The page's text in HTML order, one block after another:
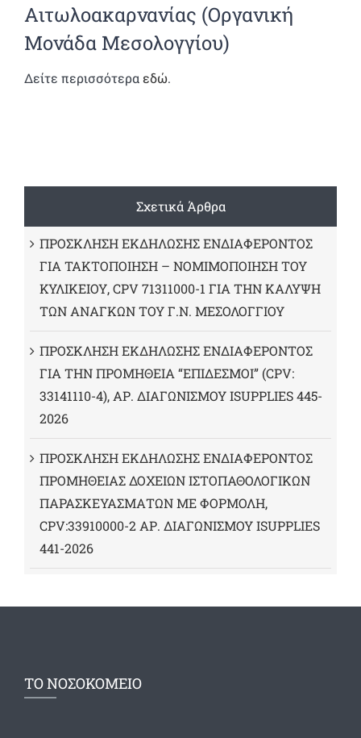
Αιτωλοακαρνανίας (Οργανική
Μονάδα Μεσολογγίου)
Δείτε περισσότεραεδώ.
Σχετικά Άρθρα
ΠΡΟΣΚΛΗΣΗ ΕΚΔΗΛΩΣΗΣ ΕΝΔΙΑΦΕΡΟΝΤΟΣ
ΓΙΑ ΤΑΚΤΟΠΟΙΗΣΗ – ΝΟΜΙΜΟΠΟΙΗΣΗ ΤΟΥ
ΚΥΛΙΚΕΙΟΥ, CPV 71311000-1 ΓΙΑ ΤΗΝ ΚΑΛΥΨΗ
ΤΩΝ ΑΝΑΓΚΩΝ ΤΟΥ Γ.Ν. ΜΕΣΟΛΟΓΓΙΟΥ
ΠΡΟΣΚΛΗΣΗ ΕΚΔΗΛΩΣΗΣ ΕΝΔΙΑΦΕΡΟΝΤΟΣ
ΓΙΑ ΤΗΝ ΠΡΟΜΗΘΕΙΑ “ΕΠΙΔΕΣΜΟΙ” (CPV:
33141110-4), ΑΡ. ΔΙΑΓΩΝΙΣΜΟΥ ISUPPLIES 445-
2026
ΠΡΟΣΚΛΗΣΗ ΕΚΔΗΛΩΣΗΣ ΕΝΔΙΑΦΕΡΟΝΤΟΣ
ΠΡΟΜΗΘΕΙΑΣ ΔΟΧΕΙΩΝ ΙΣΤΟΠΑΘΟΛΟΓΙΚΩΝ
ΠΑΡΑΣΚΕΥΑΣΜΑΤΩΝ ΜΕ ΦΟΡΜΟΛΗ,
CPV:33910000-2 ΑΡ. ΔΙΑΓΩΝΙΣΜΟΥ ΙSUPPLIES
441-2026
ΤΟ ΝΟΣΟΚΟΜΕΙΟ